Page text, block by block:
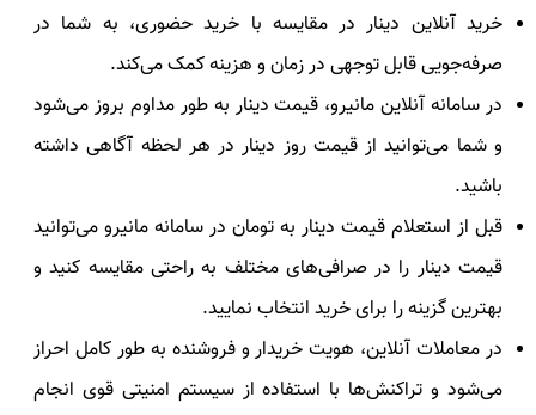
خرید آنلاین دینار در مقایسه با خرید حضوری، به شما در
صرفه‌جویی قابل توجهی در زمان و هزینه کمک می‌کند.
در سامانه‌ آنلاین مانیرو، قیمت دینار به طور مداوم بروز می‌شود
و شما می‌توانید از قیمت روز دینار در هر لحظه آگاهی داشته
باشید.
قبل از استعلام قیمت دینار به تومان در سامانه مانیرو می‌توانید
قیمت دینار را در صرافی‌های مختلف به راحتی مقایسه کنید و
بهترین گزینه را برای خرید انتخاب نمایید.
در معاملات آنلاین، هویت خریدار و فروشنده به طور کامل احراز
می‌شود و تراکنش‌ها با استفاده از سیستم امنیتی قوی انجام